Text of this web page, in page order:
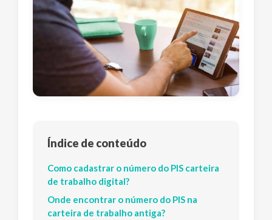
Índice de conteúdo
Como cadastrar o número do PIS carteira
de trabalho digital?
Onde encontrar o número do PIS na
carteira de trabalho antiga?